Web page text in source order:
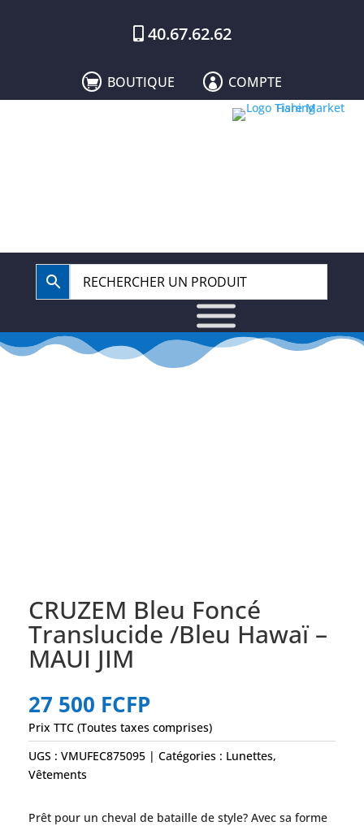
40.67.62.62
 BOUTIQUE  COMPTE
CRUZEM Bleu Foncé
Translucide /Bleu Hawaï –
MAUI JIM
27 500 FCFP
Prix TTC (Toutes taxes comprises)
UGS : VMUFEC875095 Catégories : Lunettes,
Vêtements
Prêt pour un cheval de bataille de style? Avec sa forme